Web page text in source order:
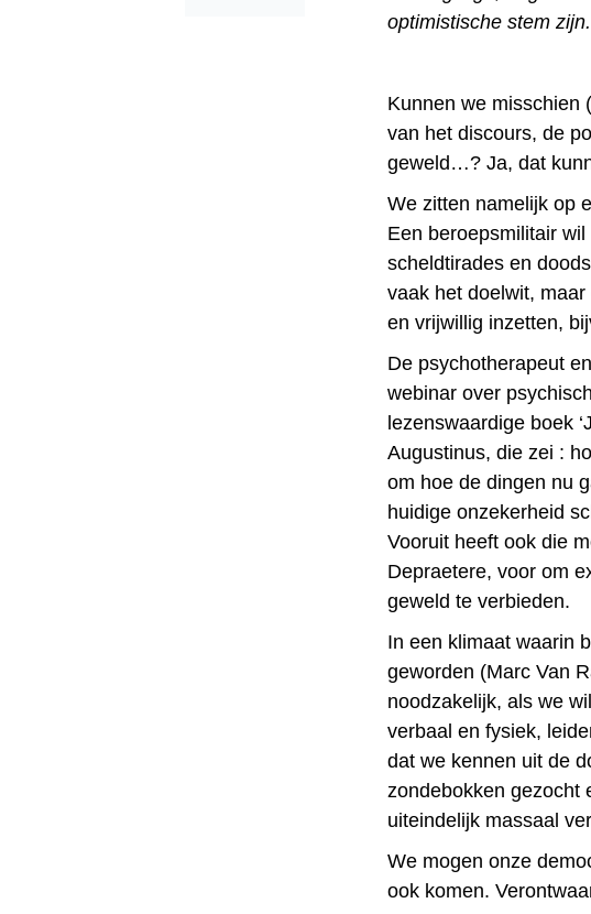
optimistische stem zijn.
Kunnen we misschien
van het discours, de
geweld…? Ja, dat
We zitten namelijk op
Een beroepsmilitair
scheldtirades en
vaak het doelwit,
en vrijwillig inzetten,
De psychotherapeut
webinar over
lezenswaardige boek
Augustinus, die zei :
om hoe de dingen nu
huidige onzekerheid
Vooruit heeft ook die
Depraetere, voor om
geweld te verbieden.
In een klimaat waarin
geworden (Marc Van
noodzakelijk, als we
verbaal en fysiek,
dat we kennen uit de
zondebokken gezocht
uiteindelijk massaal
We mogen onze
ook komen.